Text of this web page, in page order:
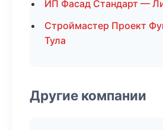
ИП Фасад Стандарт —
Строймастер Проект
Тула
Другие компании